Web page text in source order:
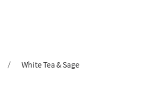
White Tea & Sage